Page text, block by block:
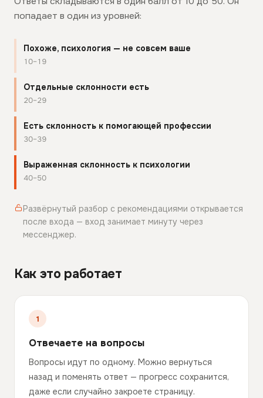
попадает в один из уровней:
Похоже, психология — не совсем ваше
10–19
Отдельные склонности есть
20–29
Есть склонность к помогающей профессии
30–39
Выраженная склонность к психологии
40–50
Развёрнутый разбор с рекомендациями открывается
после входа — вход занимает минуту через
мессенджер.
Как это работает
Отвечаете на вопросы
Вопросы идут по одному. Можно вернуться
назад и поменять ответ — прогресс сохранится,
даже если случайно закроете страницу.